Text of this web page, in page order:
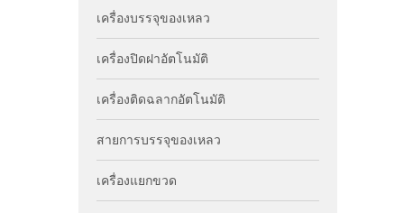
เครื่องบรรจุของเหลว
เครื่องปิดฝาอัตโนมัติ
เครื่องติดฉลากอัตโนมัติ
สายการบรรจุของเหลว
เครื่องแยกขวด